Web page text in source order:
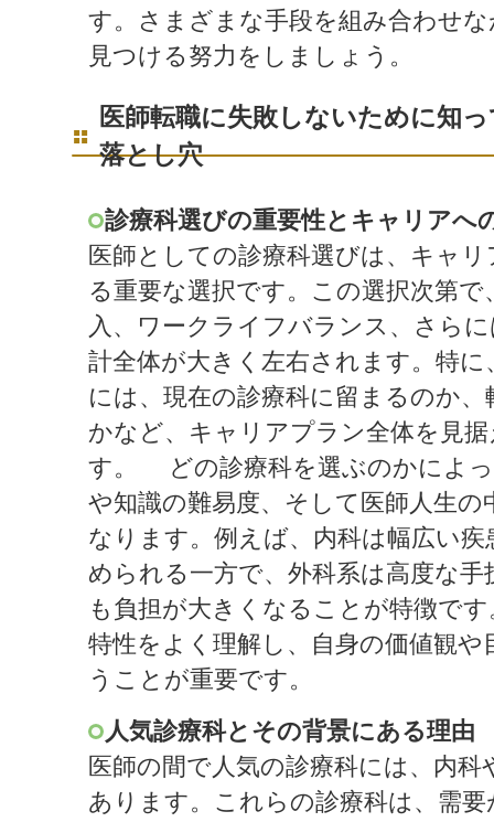
す。さまざまな手段を組み合わせ
見つける努力をしましょう。
医師転職に失敗しないために知
落とし穴
診療科選びの重要性とキャリアへ
医師としての診療科選びは、キャ
る重要な選択です。この選択次第で
入、ワークライフバランス、さら
計全体が大きく左右されます。特
には、現在の診療科に留まるのか
かなど、キャリアプラン全体を見
す。 どの診療科を選ぶのかによ
や知識の難易度、そして医師人生の
なります。例えば、内科は幅広い
められる一方で、外科系は高度な
も負担が大きくなることが特徴で
特性をよく理解し、自身の価値観や
うことが重要です。
人気診療科とその背景にある理由
医師の間で人気の診療科には、内
あります。これらの診療科は、需